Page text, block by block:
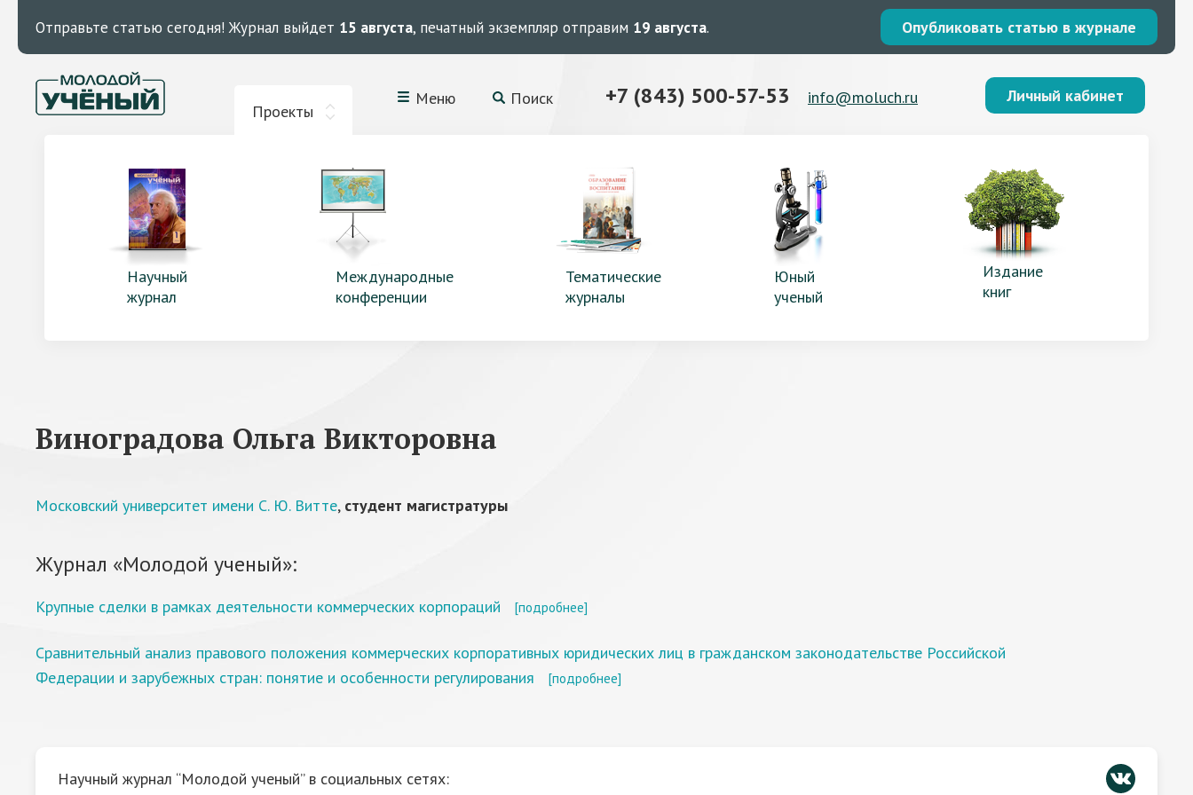
Отправьте статью сегодня! Журнал выйдет 15 августа, печатный экземпляр отправим 19 августа. Опубликовать статью в журнале
Проекты
Меню Поиск +7 (843) 500-57-53 info@moluch.ru Личный кабинет
Научный
журнал
Международные
конференции
Тематические
журналы
Юный
ученый
Издание
книг
Виноградова Ольга Викторовна
Московский университет имени С. Ю. Витте, студент магистратуры
Журнал «Молодой ученый»:
Крупные сделки в рамках деятельности коммерческих корпораций [подробнее]
Сравнительный анализ правового положения коммерческих корпоративных юридических лиц в гражданском законодательстве Российской
Федерации и зарубежных стран: понятие и особенности регулирования
[подробнее]
Научный журнал “Молодой ученый” в социальных сетях: